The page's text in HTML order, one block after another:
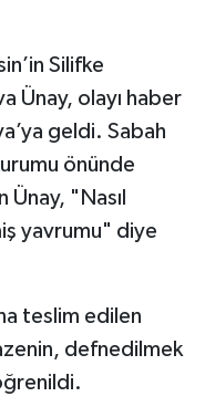
Silifke
Ünay, olayı haber
geldi. Sabah
önünde
Ünay, "Nasıl
yavrumu" diye
teslim edilen
defnedilmek